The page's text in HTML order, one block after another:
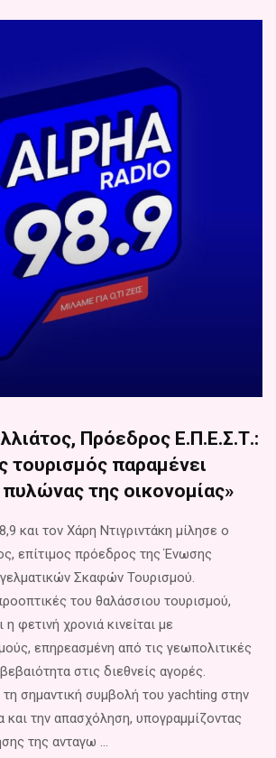
Πρόεδρος Ε.Π.Ε.Σ.Τ.:
τουρισμός παραμένει
της οικονομίας»
και τον Χάρη Ντιγριντάκη μίλησε ο
επίτιμος πρόεδρος της Ένωσης
Σκαφών Τουρισμού.
του θαλάσσιου τουρισμού,
η φετινή χρονιά κινείται με
επηρεασμένη από τις γεωπολιτικές
στις διεθνείς αγορές.
σημαντική συμβολή του yachting στην
και την απασχόληση, υπογραμμίζοντας
της ανταγω ...